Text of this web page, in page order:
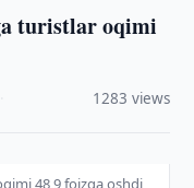
turistlar oqimi
1283 views
48,9 foizga oshdi